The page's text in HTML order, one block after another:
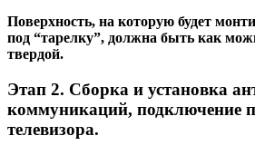
Поверхность, на которую будет
под “тарелку”, должна быть как
твердой.
Этап 2. Сборка и установка
коммуникаций, подключение
телевизора.